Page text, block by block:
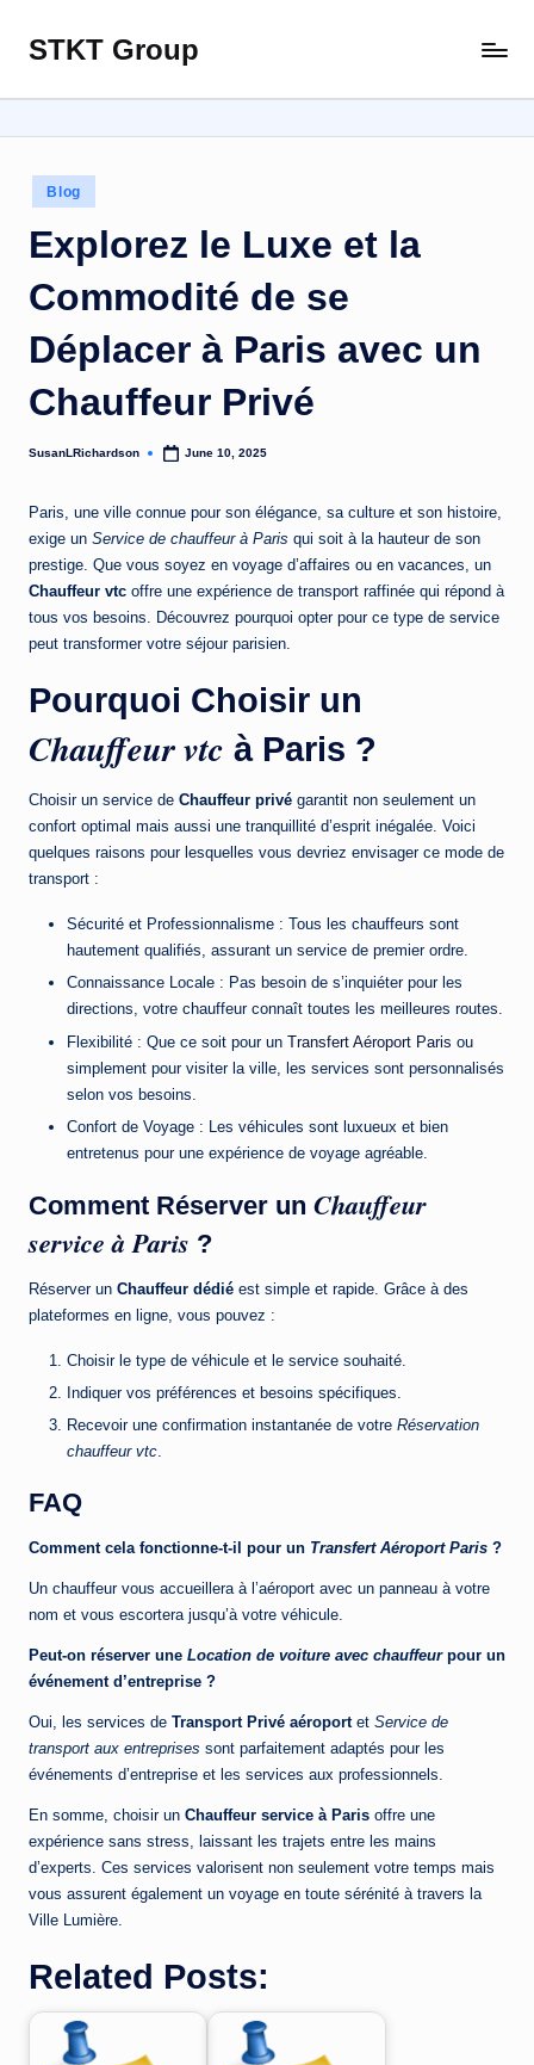
Skip
content
STKT Group
with
Every
Sphere
Posted
in
Blog
Explorez le Luxe et la
Commodité de se
Déplacer à Paris avec un
Chauffeur Privé
Posted
SusanLRichardson June 10, 2025
Paris, une ville connue pour son élégance, sa culture et son histoire,
exige un Service de chauffeur à Paris qui soit à la hauteur de son
prestige. Que vous soyez en voyage d’affaires ou en vacances, un
Chauffeur vtc offre une expérience de transport raffinée qui répond à
tous vos besoins. Découvrez pourquoi opter pour ce type de service
peut transformer votre séjour parisien.
Pourquoi Choisir un
Chauffeur vtc à Paris ?
Choisir un service de Chauffeur privé garantit non seulement un
confort optimal mais aussi une tranquillité d’esprit inégalée. Voici
quelques raisons pour lesquelles vous devriez envisager ce mode de
transport :
Sécurité et Professionnalisme : Tous les chauffeurs sont
hautement qualifiés, assurant un service de premier ordre.
Connaissance Locale : Pas besoin de s’inquiéter pour les
directions, votre chauffeur connaît toutes les meilleures routes.
Flexibilité : Que ce soit pour un Transfert Aéroport Paris ou
simplement pour visiter la ville, les services sont personnalisés
selon vos besoins.
Confort de Voyage : Les véhicules sont luxueux et bien
entretenus pour une expérience de voyage agréable.
Comment Réserver un Chauffeur
service à Paris ?
Réserver un Chauffeur dédié est simple et rapide. Grâce à des
plateformes en ligne, vous pouvez :
Choisir le type de véhicule et le service souhaité.
Indiquer vos préférences et besoins spécifiques.
Recevoir une confirmation instantanée de votre Réservation
chauffeur vtc
FAQ
Comment cela fonctionne-t-il pour un Transfert Aéroport Paris ?
Un chauffeur vous accueillera à l’aéroport avec un panneau à votre
nom et vous escortera jusqu’à votre véhicule.
Peut-on réserver une Location de voiture avec chauffeurpour un
événement d’entreprise ?
Oui, les services de Transport Privé aéroportet Service de
transport aux entreprises sont parfaitement adaptés pour les
événements d’entreprise et les services aux professionnels.
En somme, choisir un Chauffeur service à Paris offre une
expérience sans stress, laissant les trajets entre les mains
d’experts. Ces services valorisent non seulement votre temps mais
vous assurent également un voyage en toute sérénité à travers la
Ville Lumière.
Related Posts: